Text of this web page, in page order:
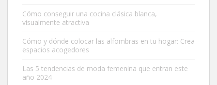
Cómo conseguir una cocina clásica blanca,
visualmente atractiva
Cómo y dónde colocar las alfombras en tu hogar: Crea
espacios acogedores
Las 5 tendencias de moda femenina que entran este
año 2024